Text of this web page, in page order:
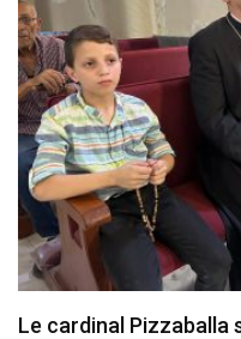
Le cardinal Pizzaballa